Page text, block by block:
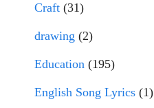
Craft (31)
drawing (2)
Education (195)
English Song Lyrics (1)